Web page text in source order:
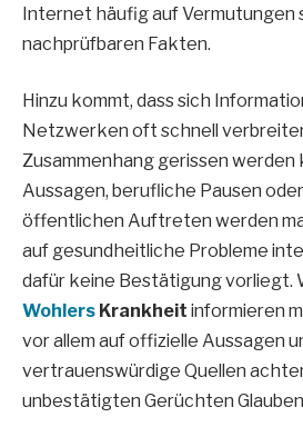
Internet häufig auf Vermutungen
nachprüfbaren Fakten.
Hinzu kommt, dass sich
Netzwerken oft schnell
Zusammenhang gerissen werden
Aussagen, berufliche Pausen
öffentlichen Auftreten werden
auf gesundheitliche Probleme
dafür keine Bestätigung vorliegt.
Wohlers Krankheit informieren
vor allem auf offizielle Aussagen
vertrauenswürdige Quellen
unbestätigten Gerüchten